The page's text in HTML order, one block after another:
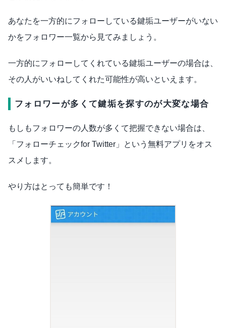
あなたを一方的にフォローしている鍵垢ユーザーがいない
かをフォロワー一覧から見てみましょう。
一方的にフォローしてくれている鍵垢ユーザーの場合は、
その人がいいねしてくれた可能性が高いといえます。
フォロワーが多くて鍵垢を探すのが大変な場合
もしもフォロワーの人数が多くて把握できない場合は、
「フォローチェックfor Twitter」という無料アプリをオス
スメします。
やり方はとっても簡単です！